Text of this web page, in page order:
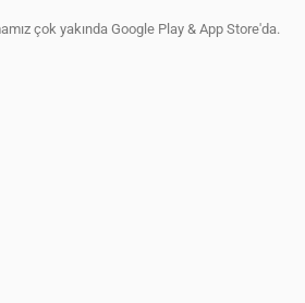
çok yakında Google Play & App Store'da.